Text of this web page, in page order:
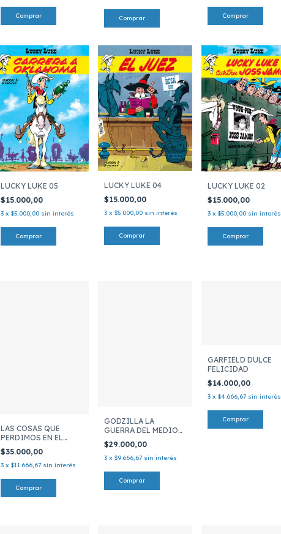
LUCKY LUKE 05
$15.000,00
3 x $5.000,00 sin interés
LUCKY LUKE 04
$15.000,00
3 x $5.000,00 sin interés
LUCKY LUKE 02
$15.000,00
3 x $5.000,00 sin interés
LAS COSAS QUE
PERDIMOS EN EL
FUEGO - NOVELA
GRAFICA
$35.000,00
3 x $11.666,67 sin interés
GODZILLA LA
GUERRA DEL MEDIO
SIGLO
$29.000,00
3 x $9.666,67 sin interés
GARFIELD DULCE
FELICIDAD
$14.000,00
3 x $4.666,67 sin interés